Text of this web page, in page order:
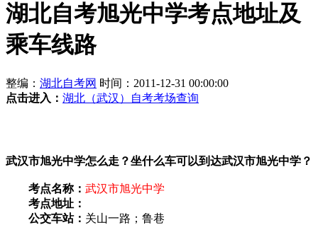
湖北自考旭光中学考点地址及
乘车线路
整编： 湖北自考网 时间：2011-12-31 00:00:00
点击进入： 湖北（武汉）自考考场查询
武汉市旭光中学怎么走？坐什么车可以到达武汉市旭光中学？
考点名称： 武汉市旭光中学
考点地址：
公交车站： 关山一路；鲁巷